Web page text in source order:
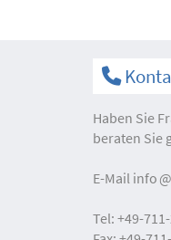
Haben Sie
beraten Sie
E-Mail info
Tel: +49-